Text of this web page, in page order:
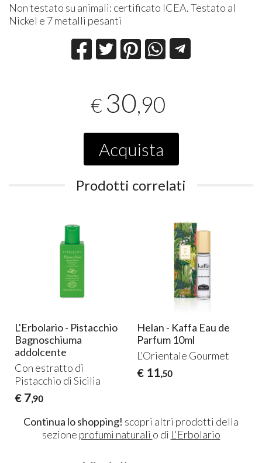
Non testato su animali: certificato ICEA. Testato al
Nickel e 7 metalli pesanti
€ 30,90
Acquista
Prodotti correlati
L'Erbolario - Pistacchio
Bagnoschiuma
addolcente
Con estratto di
Pistacchio di Sicilia
€ 7,90
Helan - Kaffa Eau de
Parfum 10ml
L’Orientale Gourmet
€ 11,50
Continua lo shopping! scopri altri prodotti della
sezione profumi naturali o di L'Erbolario